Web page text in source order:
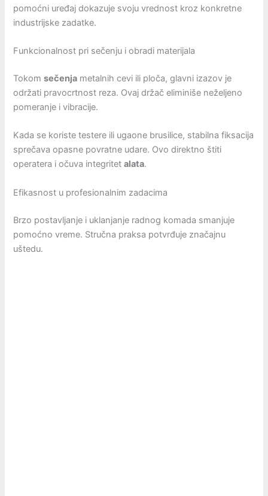
pomoćni uređaj dokazuje svoju vrednost kroz konkretne
industrijske zadatke.
Funkcionalnost pri sečenju i obradi materijala
Tokomsečenja metalnih cevi ili ploča, glavni izazov je
održati pravocrtnost reza. Ovaj držač eliminiše neželjeno
pomeranje i vibracije.
Kada se koriste testere ili ugaone brusilice, stabilna fiksacija
sprečava opasne povratne udare. Ovo direktno štiti
operatera i očuva integritetalata.
Efikasnost u profesionalnim zadacima
Brzo postavljanje i uklanjanje radnog komada smanjuje
pomoćno vreme. Stručna praksa potvrđuje značajnu
uštedu.